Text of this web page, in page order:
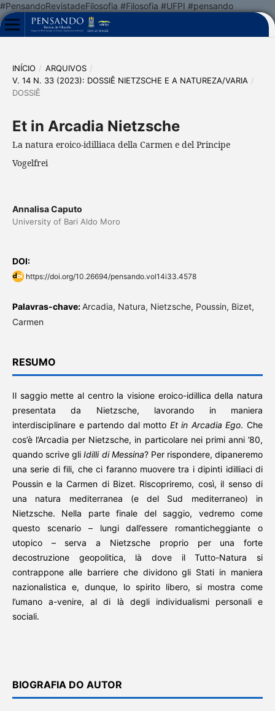
#PensandoRevistadeFilosofia #Filosofia #UFPI #pensando
INÍCIO / ARQUIVOS /
V. 14 N. 33 (2023): DOSSIÊ NIETZSCHE E A NATUREZA/VARIA /
DOSSIÊ
Et in Arcadia Nietzsche
La natura eroico-idilliaca della Carmen e del Principe
Vogelfrei
Annalisa Caputo
University of Bari Aldo Moro
DOI:
https://doi.org/10.26694/pensando.vol14i33.4578
Palavras-chave:Arcadia, Natura, Nietzsche, Poussin, Bizet,
Carmen
RESUMO
Il saggio mette al centro la visione eroico-idillica della natura
presentata da Nietzsche, lavorando in maniera
interdisciplinare e partendo dal motto Et in Arcadia Ego. Che
cos’è l’Arcadia per Nietzsche, in particolare nei primi anni ’80,
quando scrive gliIdilli di Messina? Per rispondere, dipaneremo
una serie di fili, che ci faranno muovere tra i dipinti idilliaci di
Poussin e la Carmen di Bizet. Riscopriremo, così, il senso di
una natura mediterranea (e del Sud mediterraneo) in
Nietzsche. Nella parte finale del saggio, vedremo come
questo scenario – lungi dall’essere romanticheggiante o
utopico – serva a Nietzsche proprio per una forte
decostruzione geopolitica, là dove il Tutto-Natura si
contrappone alle barriere che dividono gli Stati in maniera
nazionalistica e, dunque, lo spirito libero, si mostra come
l’umano a-venire, al di là degli individualismi personali e
sociali.
BIOGRAFIA DO AUTOR